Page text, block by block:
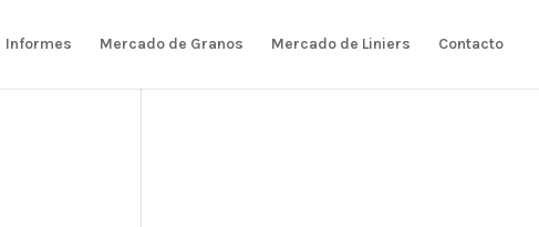
Informes Mercado de Granos Mercado de Liniers Contacto